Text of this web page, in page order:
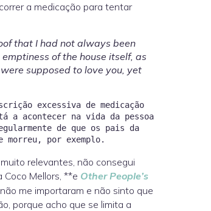
a medicação para tentar
that I had not always been
of the house itself, as
supposed to love you, yet
excessiva de medicação
a acontecer na vida da pessoa
de que os pais da
relevantes, não consegui
Coco Mellors, **e Other People’s
me importaram e não sinto que
porque acho que se limita a